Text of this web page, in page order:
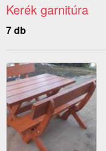
Kerék garnitúra
7 db